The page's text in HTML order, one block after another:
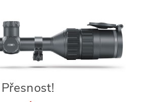
Přesnost!